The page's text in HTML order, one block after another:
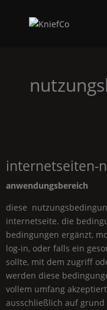
internetseiten-
anwendungsbereich
diese
internetseite. die
bedingungen ergänzt,
log-in, oder falls ein
sollte, mit dem zugriff
werden diese
vollem umfang
ausschließlich auf